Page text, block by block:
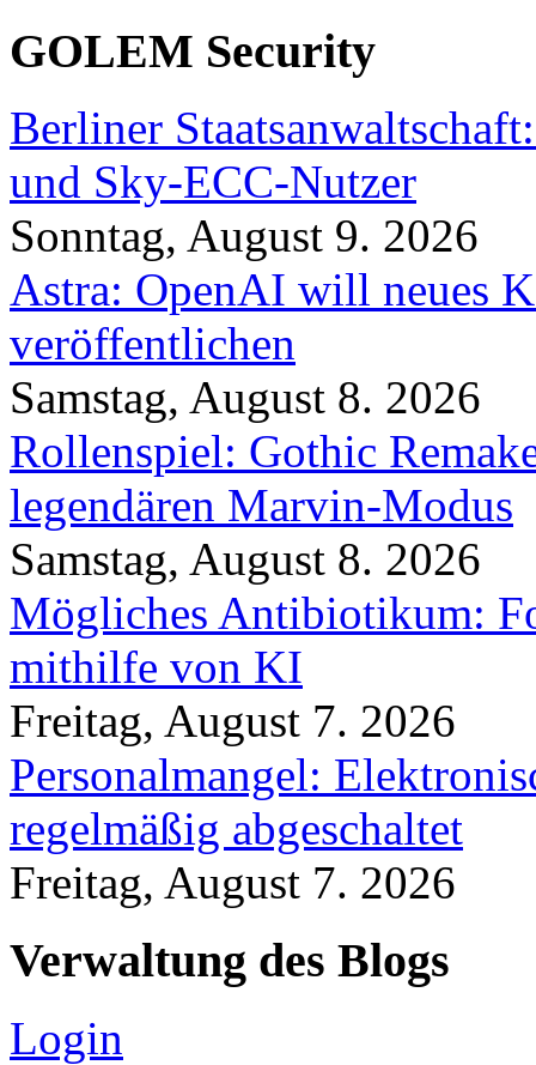
GOLEM Security
Berliner
und Sky-ECC-Nutzer
Sonntag, August 9. 2026
Astra: OpenAI will neues
veröffentlichen
Samstag, August 8. 2026
Rollenspiel: Gothic
legendären Marvin-Modus
Samstag, August 8. 2026
Mögliches Antibiotikum:
mithilfe von KI
Freitag, August 7. 2026
Personalmangel:
regelmäßig abgeschaltet
Freitag, August 7. 2026
Verwaltung des Blogs
Login